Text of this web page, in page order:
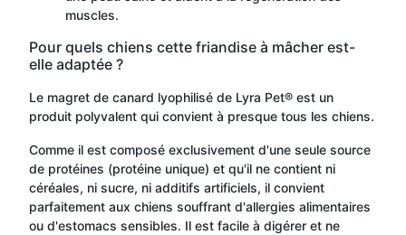
muscles.
Pour quels chiens cette friandise à mâcher est-
elle adaptée ?
Le magret de canard lyophilisé de Lyra Pet® est un
produit polyvalent qui convient à presque tous les chiens.
Comme il est composé exclusivement d'une seule source
de protéines (protéine unique) et qu'il ne contient ni
céréales, ni sucre, ni additifs artificiels, il convient
parfaitement aux chiens souffrant d'allergies alimentaires
ou d'estomacs sensibles. Il est facile à digérer et ne